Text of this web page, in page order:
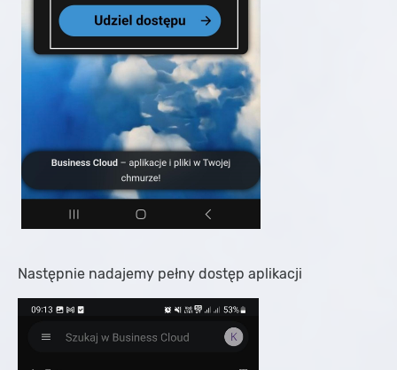
Następnie nadajemy pełny dostęp aplikacji